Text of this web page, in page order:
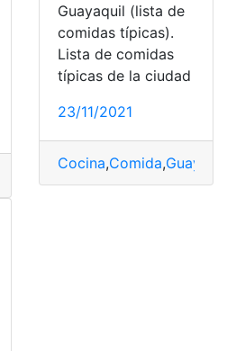
Herramientas Ecuador Platos
Guayaquil (lista de
comidas típicas).
Lista de comidas
típicas de la ciudad
23/11/2021
Cocina,Comida,